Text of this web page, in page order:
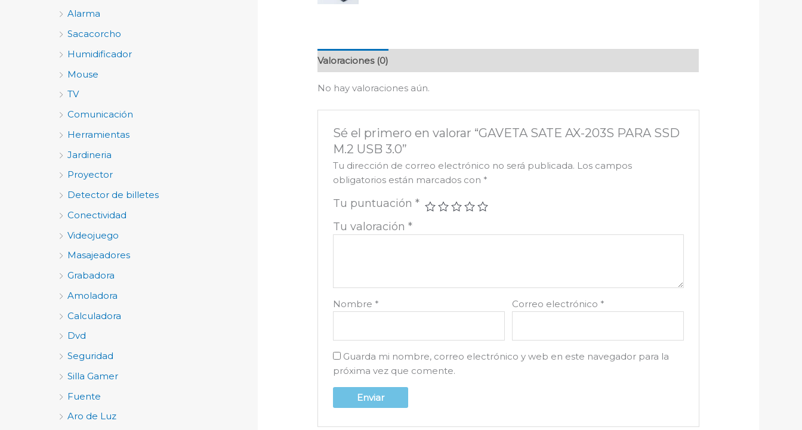
Alarma
Sacacorcho
Humidificador
Mouse
TV
Comunicación
Herramientas
Jardineria
Proyector
Detector de billetes
Conectividad
Videojuego
Masajeadores
Grabadora
Amoladora
Calculadora
Dvd
Seguridad
Silla Gamer
Fuente
Aro de Luz
Valoraciones (0)
No hay valoraciones aún.
Sé el primero en valorar “GAVETA SATE AX-203S PARA SSD
M.2 USB 3.0”
Tu dirección de correo electrónico no será publicada. Los campos
obligatorios están marcados con *
Tu puntuación*
Tu valoración*
Nombre * Correo electrónico *
Guarda mi nombre, correo electrónico y web en este navegador para la
próxima vez que comente.